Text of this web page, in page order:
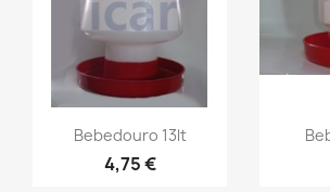
Bebedouro 13lt
4,75 €